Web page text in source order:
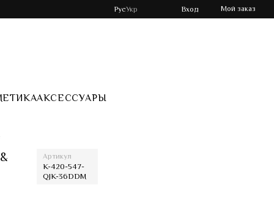
РусУкр Вход Мой заказ
АКСЕССУАРЫ
Артикул
K-420-547-
QJK-36DDM